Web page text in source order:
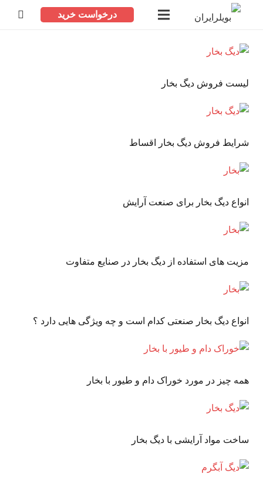
درخواست خرید
لیست فروش دیگ بخار
شرایط فروش دیگ بخار اقساط
انواع دیگ بخار برای صنعت آرایش
مزیت های استفاده از دیگ بخار در صنایع متفاوت
انواع دیگ بخار صنعتی کدام است و چه ویژگی هایی دارد ؟
همه چیز در مورد خوراک دام و طیور با بخار
ساخت مواد آرایشی با دیگ بخار